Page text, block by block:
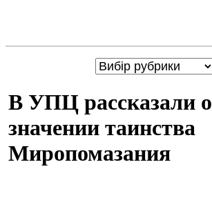
В УПЦ рассказали о
значении таинства
Миропомазания